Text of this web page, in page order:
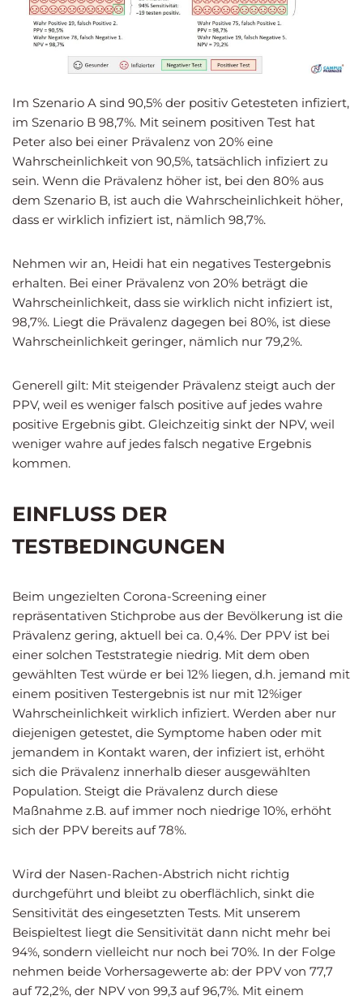
Im Szenario A sind 90,5% der positiv Getesteten infiziert,
im Szenario B 98,7%. Mit seinem positiven Test hat
Peter also bei einer Prävalenz von 20% eine
Wahrscheinlichkeit von 90,5%, tatsächlich infiziert zu
sein. Wenn die Prävalenz höher ist, bei den 80% aus
dem Szenario B, ist auch die Wahrscheinlichkeit höher,
dass er wirklich infiziert ist, nämlich 98,7%.
Nehmen wir an, Heidi hat ein negatives Testergebnis
erhalten. Bei einer Prävalenz von 20% beträgt die
Wahrscheinlichkeit, dass sie wirklich nicht infiziert ist,
98,7%. Liegt die Prävalenz dagegen bei 80%, ist diese
Wahrscheinlichkeit geringer, nämlich nur 79,2%.
Generell gilt: Mit steigender Prävalenz steigt auch der
PPV, weil es weniger falsch positive auf jedes wahre
positive Ergebnis gibt. Gleichzeitig sinkt der NPV, weil
weniger wahre auf jedes falsch negative Ergebnis
kommen.
EINFLUSS DER
TESTBEDINGUNGEN
Beim ungezielten Corona-Screening einer
repräsentativen Stichprobe aus der Bevölkerung ist die
Prävalenz gering, aktuell bei ca. 0,4%. Der PPV ist bei
einer solchen Teststrategie niedrig. Mit dem oben
gewählten Test würde er bei 12% liegen, d.h. jemand mit
einem positiven Testergebnis ist nur mit 12%iger
Wahrscheinlichkeit wirklich infiziert. Werden aber nur
diejenigen getestet, die Symptome haben oder mit
jemandem in Kontakt waren, der infiziert ist, erhöht
sich die Prävalenz innerhalb dieser ausgewählten
Population. Steigt die Prävalenz durch diese
Maßnahme z.B. auf immer noch niedrige 10%, erhöht
sich der PPV bereits auf 78%.
Wird der Nasen-Rachen-Abstrich nicht richtig
durchgeführt und bleibt zu oberflächlich, sinkt die
Sensitivität des eingesetzten Tests. Mit unserem
Beispieltest liegt die Sensitivität dann nicht mehr bei
94%, sondern vielleicht nur noch bei 70%. In der Folge
nehmen beide Vorhersagewerte ab: der PPV von 77,7
auf 72,2%, der NPV von 99,3 auf 96,7%. Mit einem